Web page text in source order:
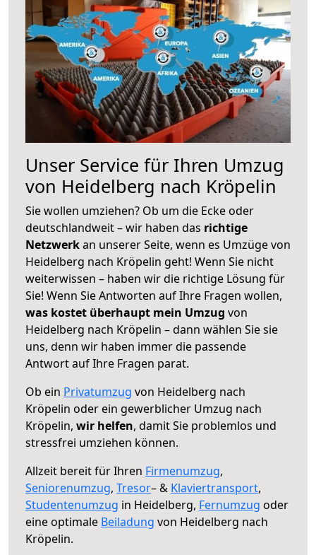
Unser Service für Ihren Umzug
von Heidelberg nach Kröpelin
Sie wollen umziehen? Ob um die Ecke oder
deutschlandweit – wir haben das richtige
Netzwerkan unserer Seite, wenn es Umzüge von
Heidelberg nach Kröpelin geht! Wenn Sie nicht
weiterwissen – haben wir die richtige Lösung für
Sie! Wenn Sie Antworten auf Ihre Fragen wollen,
was kostet überhaupt mein Umzug von
Heidelberg nach Kröpelin – dann wählen Sie sie
uns, denn wir haben immer die passende
Antwort auf Ihre Fragen parat.
Ob ein Privatumzug von Heidelberg nach
Kröpelin oder ein gewerblicher Umzug nach
Kröpelin, wir helfen, damit Sie problemlos und
stressfrei umziehen können.
Allzeit bereit für Ihren Firmenumzug,
Seniorenumzug, Tresor– & Klaviertransport,
Studentenumzug in Heidelberg, Fernumzug oder
eine optimale Beiladung von Heidelberg nach
Kröpelin.